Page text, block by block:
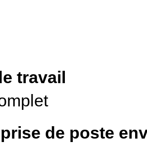
travail
de poste